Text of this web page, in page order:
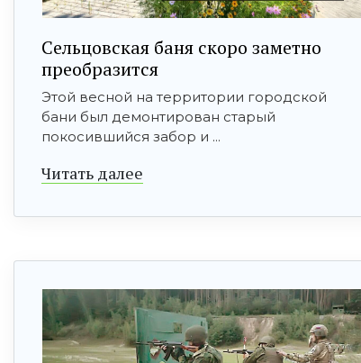
Сельцовская баня скоро заметно
преобразится
Этой весной на территории городской
бани был демонтирован старый
покосившийся забор и ...
Читать далее